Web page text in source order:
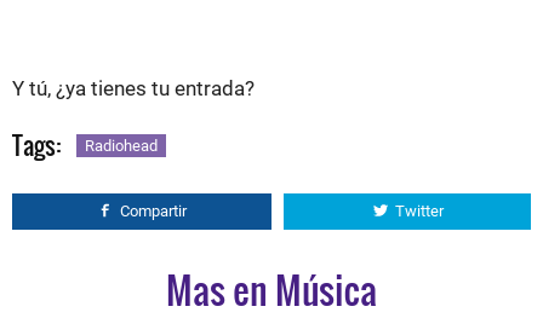
Y tú, ¿ya tienes tu entrada?
Tags: Radiohead
Compartir Twitter
Mas en Música